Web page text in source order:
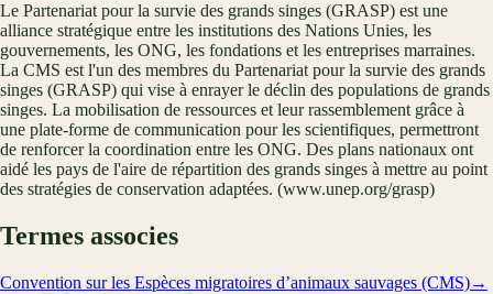
Le Partenariat pour la survie des grands singes (GRASP) est une
alliance stratégique entre les institutions des Nations Unies, les
gouvernements, les ONG, les fondations et les entreprises marraines.
La CMS est l'un des membres du Partenariat pour la survie des grands
singes (GRASP) qui vise à enrayer le déclin des populations de grands
singes. La mobilisation de ressources et leur rassemblement grâce à
une plate-forme de communication pour les scientifiques, permettront
de renforcer la coordination entre les ONG. Des plans nationaux ont
aidé les pays de l'aire de répartition des grands singes à mettre au point
des stratégies de conservation adaptées. (www.unep.org/grasp)
Termes associes
Convention sur les Espèces migratoires d’animaux sauvages (CMS)→